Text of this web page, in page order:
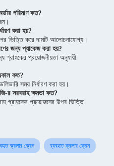
পরিমাণ কত?
করা হয়?
ভিত্তি করে দামটি আলোচনাযোগ্য।
জন্য প্যাকেজ করা হয়?
গ্রাহকের প্রয়োজনীয়তা অনুযায়ী
কত?
সময় নির্ধারণ করা হয়।
র সরবরাহ ক্ষমতা কত?
গ্রাহকের প্রয়োজনের উপর ভিত্তি
ক্রলার ক্রেন ব্যবহৃত ক্রলার ক্রেন